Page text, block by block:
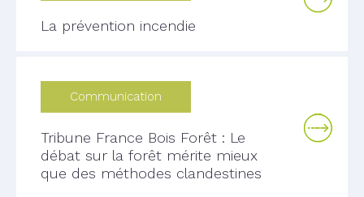
La prévention incendie
Communication
Tribune France Bois Forêt : Le
débat sur la forêt mérite mieux
que des méthodes clandestines